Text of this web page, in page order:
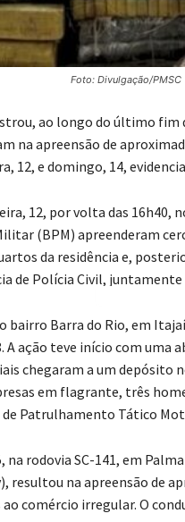
Foto: Divulgação/PMSC
ao longo do último fim
na apreensão de
12, e domingo, 14,
12, por volta das 16h40,
(BPM) apreenderam
da residência e,
de Polícia Civil,
bairro Barra do Rio, em
A ação teve início com
chegaram a um depósito
em flagrante, três
Patrulhamento Tático
rodovia SC-141, em
resultou na apreensão de
comércio irregular. O